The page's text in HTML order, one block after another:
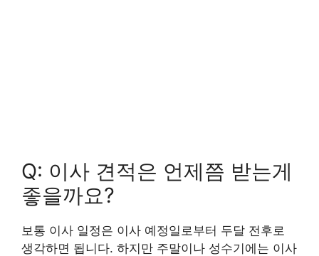
Q: 이사 견적은 언제쯤 받는게
좋을까요?
보통 이사 일정은 이사 예정일로부터 두달 전후로
생각하면 됩니다. 하지만 주말이나 성수기에는 이사